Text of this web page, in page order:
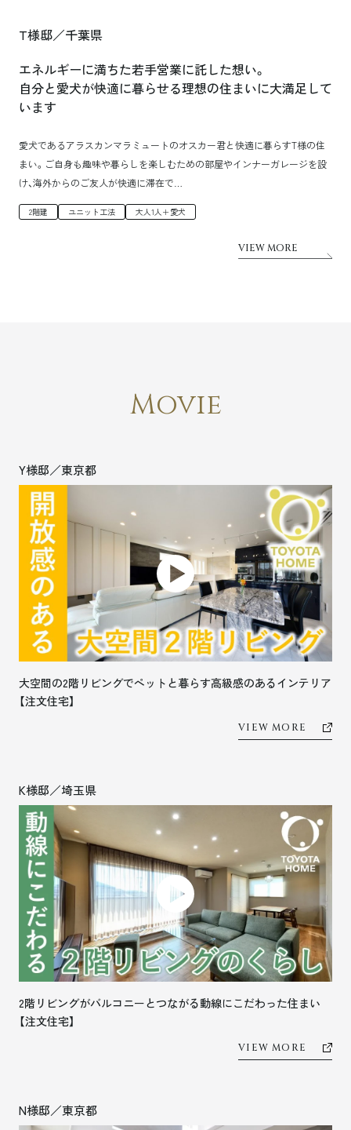
T様邸／千葉県
エネルギーに満ちた若手営業に託した想い。
自分と愛犬が快適に暮らせる理想の住まいに大満足して
います
愛犬であるアラスカンマラミュートのオスカー君と快適に暮らすT様の住
まい。ご自身も趣味や暮らしを楽しむための部屋やインナーガレージを設
け、海外からのご友人が快適に滞在で…
2階建 ユニット工法 大人1人＋愛犬
VIEW MORE
Movie
Y様邸／東京都
大空間の2階リビングでペットと暮らす高級感のあるインテリア
【注文住宅】
VIEW MORE
K様邸／埼玉県
2階リビングがバルコニーとつながる動線にこだわった住まい
【注文住宅】
VIEW MORE
N様邸／東京都